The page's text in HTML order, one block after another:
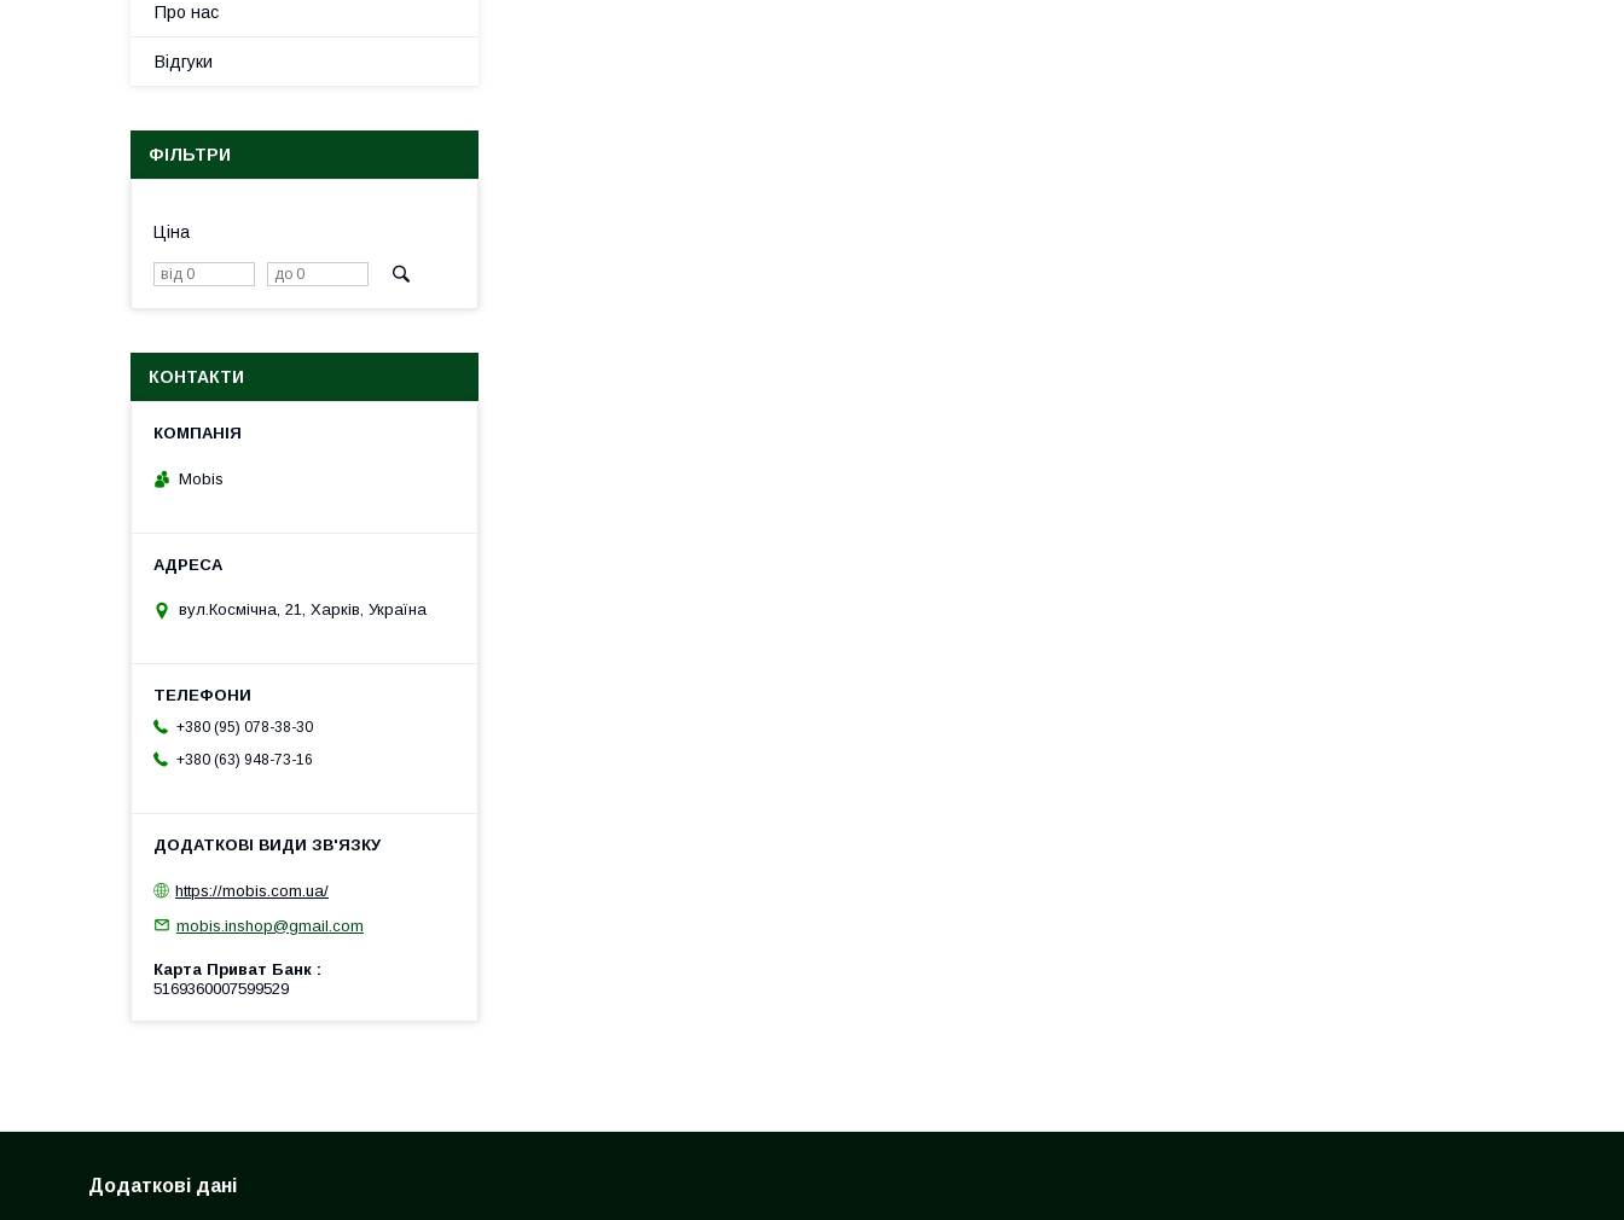
Про нас
Відгуки
ФІЛЬТРИ
Ціна
КОНТАКТИ
Mobis
вул.Космічна, 21, Харків, Україна
+380 (95) 078-38-30
+380 (63) 948-73-16
https://mobis.com.ua/
mobis.inshop@gmail.com
Карта Приват Банк
5169360007599529
Додаткові дані